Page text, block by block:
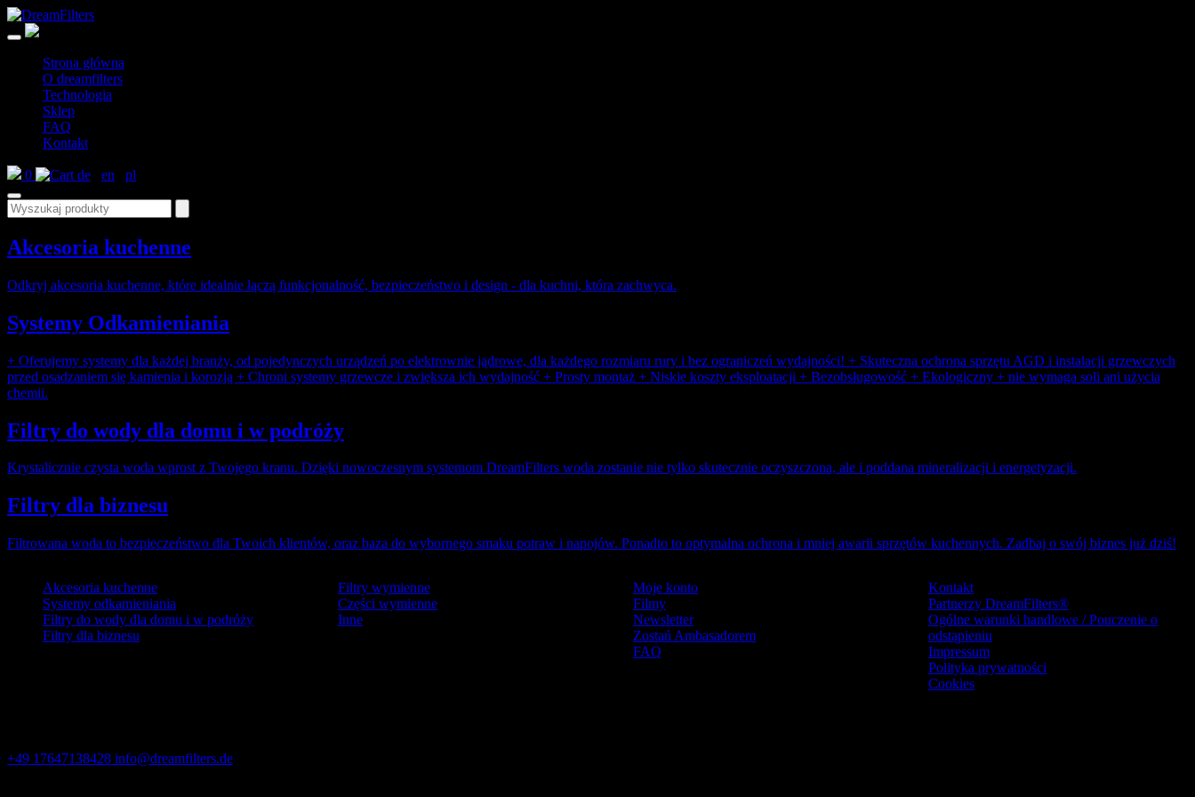
Skip
DreamFilters
Drink water with pleasure
Strona główna
O dreamfilters
Technologia
Sklep
FAQ
Kontakt
0 de en pl
Search
Akcesoria kuchenne
Odkryj akcesoria kuchenne, które idealnie łączą funkcjonalność, bezpieczeństwo i design - dla kuchni, która zachwyca.
Systemy Odkamieniania
+ Oferujemy systemy dla każdej branży, od pojedynczych urządzeń po elektrownie jądrowe, dla każdego rozmiaru rury i bez ograniczeń wydajności! + Skuteczna ochrona sprzętu AGD i instalacji grzewczych
przed osadzaniem się kamienia i korozją + Chroni systemy grzewcze i zwiększa ich wydajność + Prosty montaż + Niskie koszty eksploatacji + Bezobsługowość + Ekologiczny + nie wymaga soli ani użycia
chemii.
Filtry do wody dla domu i w podróży
Krystalicznie czysta woda wprost z Twojego kranu. Dzięki nowoczesnym systemom DreamFilters woda zostanie nie tylko skutecznie oczyszczona, ale i poddana mineralizacji i energetyzacji.
Filtry dla biznesu
Filtrowana woda to bezpieczeństwo dla Twoich klientów, oraz baza do wybornego smaku potraw i napojów. Ponadto to optymalna ochrona i mniej awarii sprzętów kuchennych. Zadbaj o swój biznes już dziś!
Akcesoria kuchenne
Systemy odkamieniania
Filtry do wody dla domu i w podróży
Filtry dla biznesu
Filtry wymienne
Części wymienne
Inne
Moje konto
Filmy
Newsletter
Zostań Ambasadorem
FAQ
Kontakt
Partnerzy DreamFilters®
Ogólne warunki handlowe / Pouczenie o
odstąpieniu
Impressum
Polityka prywatności
Cookies
+49 17647138428 info@dreamfilters.de